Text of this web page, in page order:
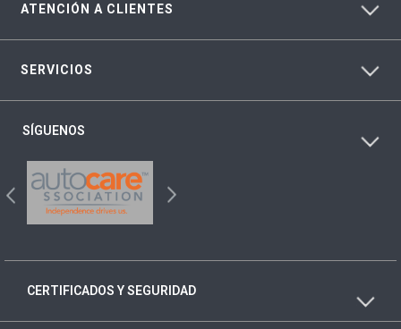
ATENCIÓN A CLIENTES
SERVICIOS
SÍGUENOS
CERTIFICADOS Y SEGURIDAD